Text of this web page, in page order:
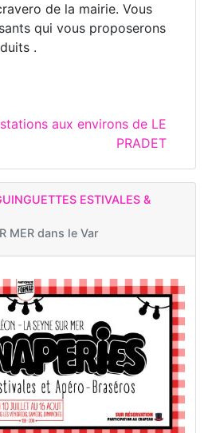
de la mairie. Vous
qui vous proposerons
.
aux environs de LE
PRADET
ESTIVALES &
MER dans le Var